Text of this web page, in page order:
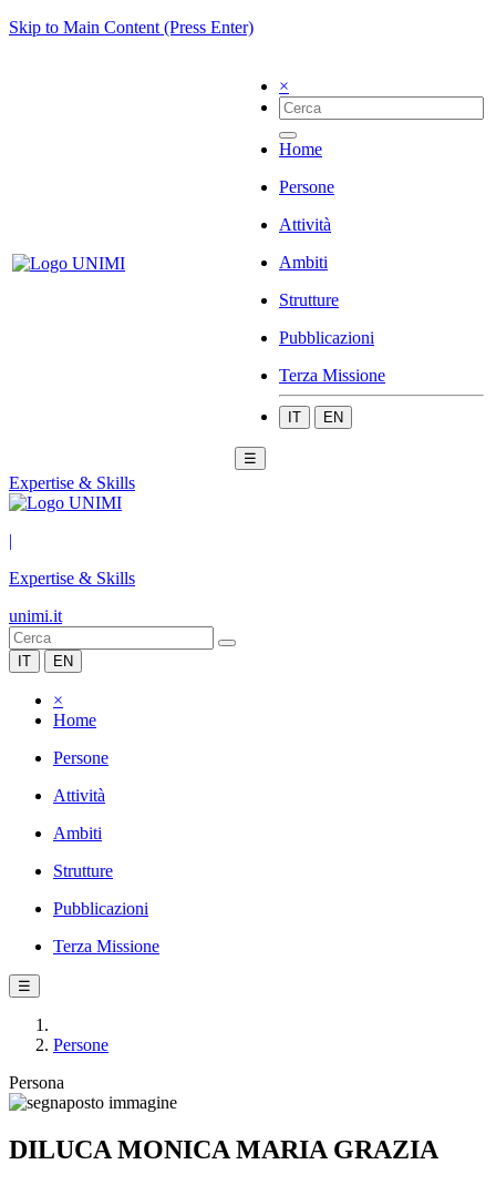
Skip to Main Content (Press Enter)
×
Home
Persone
Attività
Ambiti
Strutture
Pubblicazioni
Terza Missione
IT EN
☰
Expertise & Skills
|
Expertise & Skills
unimi.it
IT EN
×
Home
Persone
Attività
Ambiti
Strutture
Pubblicazioni
Terza Missione
☰
Persone
Persona
DILUCA MONICA MARIA GRAZIA